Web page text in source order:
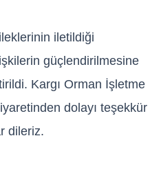
iletildiği
güçlendirilmesine
Kargı Orman İşletme
dolayı teşekkür
dileriz.